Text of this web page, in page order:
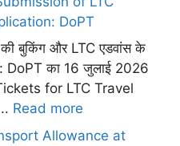
DoPT
की बुकिंग और LTC एडवांस के
DoPT का 16 जुलाई 2026
for LTC Travel
Read more
Allowance at